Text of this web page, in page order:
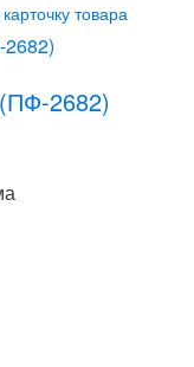
товара
2682)